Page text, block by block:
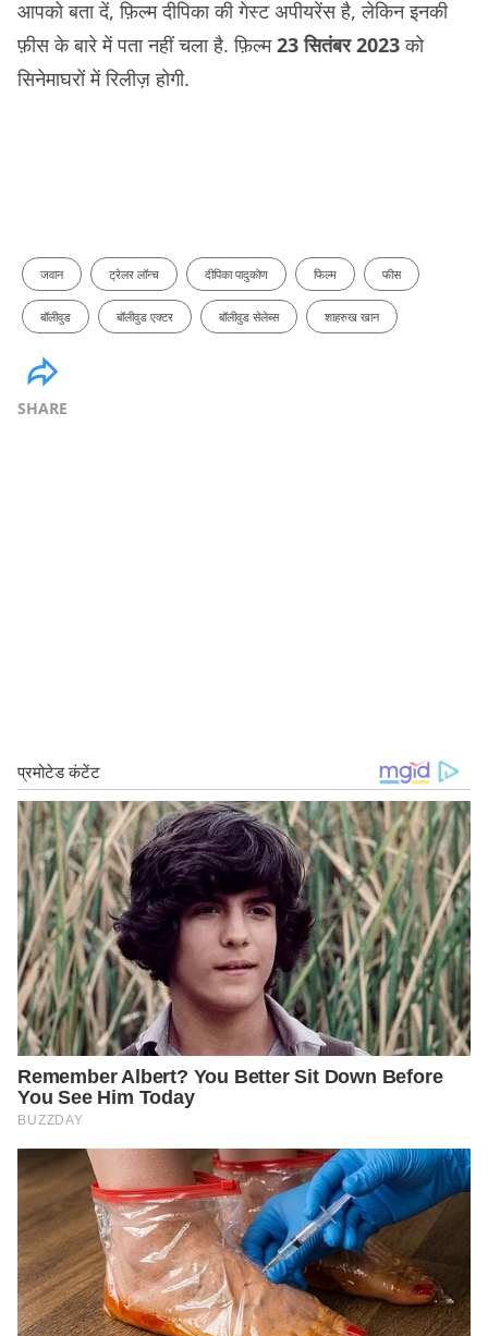
आपको बता दें, फ़िल्म दीपिका की गेस्ट अपीयरेंस है, लेकिन इनकी
फ़ीस के बारे में पता नहीं चला है. फ़िल्म23 सितंबर 2023को
सिनेमाघरों में रिलीज़ होगी.
जवान ट्रेलर लॉन्च दीपिका पादुकोण फिल्म फीस
बॉलीवुड बॉलीवुड एक्टर बॉलीवुड सेलेब्स शाहरुख खान
SHARE